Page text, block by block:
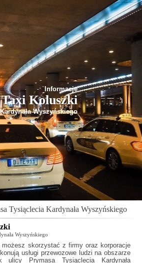
Informacje
Taxi Koluszki
Wyszyńskiego
Tysiąclecia Kardynała Wyszyńskiego
Wyszyńskiego
skorzystać z firmy oraz korporacje
usługi przewozowe ludzi na obszarze
ulicy Prymasa Tysiąclecia Kardynała